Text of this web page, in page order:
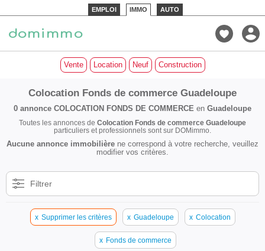
EMPLOI IMMO AUTO
Vente Location Neuf Construction
Colocation Fonds de commerce Guadeloupe
0 annonce COLOCATION FONDS DE COMMERCE en Guadeloupe
Toutes les annonces de Colocation Fonds de commerce Guadeloupe
particuliers et professionnels sont sur DOMimmo.
Aucune annonce immobilière ne correspond à votre recherche, veuillez
modifier vos critères.
Filtrer
x Supprimer les critères x Guadeloupe x Colocation
x Fonds de commerce